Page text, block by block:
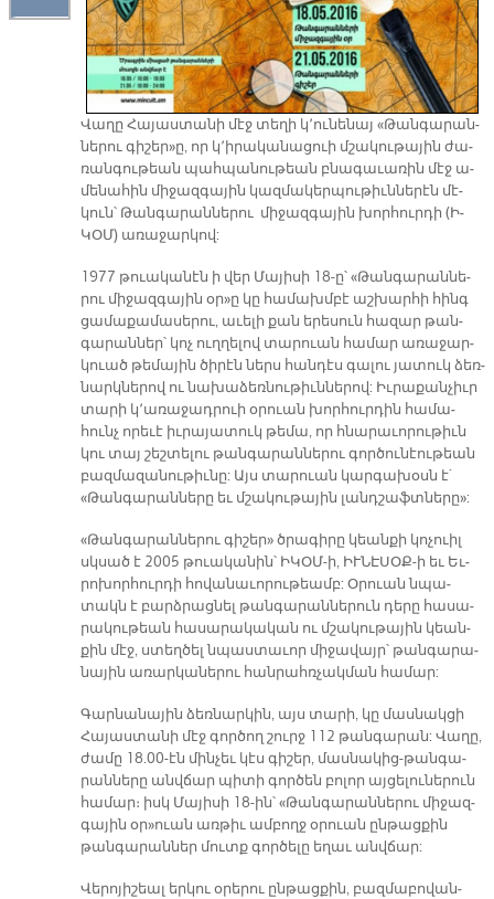
Վա­ղը Հա­յաս­տա­նի մէջ տե­ղի կ՚ու­նե­նայ «Թան­գա­րան­
նե­րու գի­շեր»ը, որ կ՚ի­րա­կա­նա­ցուի մշա­կու­թա­յին ժա­
ռան­գու­թեան պահ­պա­նու­թեան բնա­գա­ւա­ռին մէջ ա­
մե­նա­հին մի­ջազ­գա­յին կազ­մա­կեր­պու­թիւն­նե­րէն մէ­
կուն՝ Թան­գա­րան­նե­րու մի­ջազ­գա­յին խոր­հուր­դի (Ի­
ԿՕՄ) ա­ռա­ջար­կով:
1977 թուա­կա­նէն ի վեր Մա­յի­սի 18-ը՝ «Թան­գա­րան­նե­
րու մի­ջազ­գա­յին օր»ը կը հա­մախմ­բէ աշ­խար­հի հինգ
ցա­մա­քա­մա­սե­րու, ա­ւե­լի քան ե­րե­սուն հա­զար թան­
գա­րան­ներ՝ կոչ ուղ­ղե­լով տա­րուան հա­մար ա­ռա­ջար­
կուած թե­մա­յին ծի­րէն ներս հան­դէս գա­լու յա­տուկ ձեռ­
նարկ­նե­րով ու նա­խա­ձեռ­նու­թիւն­նե­րով: Իւ­րա­քան­չիւր
տա­րի կ՚ա­ռա­ջադ­րուի օ­րուան խոր­հուր­դին հա­մա­
հունչ ո­րե­ւէ իւ­րա­յա­տուկ թե­մա, որ հնա­րա­ւո­րու­թիւն
կու տայ շեշ­տե­լու թան­գա­րան­նե­րու գոր­ծու­նէու­թեան
բազ­մա­զա­նու­թիւ­նը: Այս տա­րուան կար­գա­խօսն է`
«Թան­գա­րան­նե­րը եւ մշա­կու­թա­յին լանդ­շաֆտ­նե­րը»:
«Թան­գա­րան­նե­րու գի­շեր» ծրա­գի­րը կեանքի կոչուիլ
սկսած է 2005 թուա­կա­նին՝ Ի­ԿՕՄ-ի, ԻՒ­ՆԷ­ՍՕՔ-ի եւ Եւ­
րո­խոր­հուր­դի հո­վա­նա­ւո­րու­թեամբ: Օ­րուան նպա­
տակն է բարձ­րաց­նել թան­գա­րան­նե­րուն դե­րը հա­սա­
րա­կու­թեան հա­սա­րա­կա­կան ու մշա­կու­թա­յին կեան­
քին մէջ, ստեղ­ծել նպաս­տա­ւոր մի­ջա­վայր՝ թան­գա­րա­
նա­յին ա­ռար­կա­նե­րու հան­րահռ­չակ­ման հա­մար:
Գար­նա­նա­յին ձեռ­նար­կին, այս տա­րի, կը մաս­նակ­ցի
Հա­յաս­տա­նի մէջ գոր­ծող շուրջ 112 թան­գա­րան: Վա­ղը,
ժա­մը 18.00-էն մին­չեւ կէս գի­շեր, մաս­նա­կից-թան­գա­
րան­նե­րը անվ­ճար պի­տի գոր­ծեն բո­լոր այ­ցե­լու­նե­րուն
հա­մար։ իսկ Մա­յի­սի 18-ին՝ «Թան­գա­րան­նե­րու մի­ջազ­
գա­յին օր»ուան առ­թիւ ամ­բողջ օ­րուան ըն­թաց­քին
թան­գա­րան­ներ մուտք գոր­ծե­լը ե­ղաւ անվ­ճար:
Վե­րո­յի­շեալ եր­կու օ­րե­րու ըն­թաց­քին, բազ­մա­բո­վան­